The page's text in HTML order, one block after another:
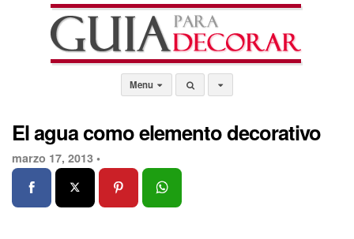
Menu
El agua como elemento decorativo
marzo 17, 2013 •